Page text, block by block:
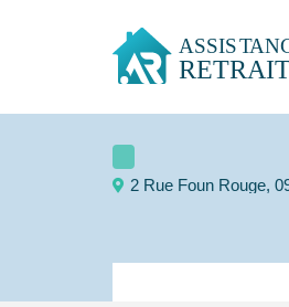
2 Rue Foun Rouge,